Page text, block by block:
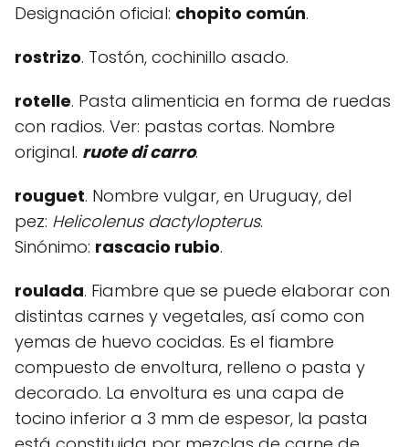
Designación oficial: chopito común.
rostrizo. Tostón, cochinillo asado.
rotelle. Pasta alimenticia en forma de ruedas
con radios. Ver: pastas cortas. Nombre
original. ruote di carro.
rouguet. Nombre vulgar, en Uruguay, del
pez: Helicolenus dactylopterus.
Sinónimo: rascacio rubio.
roulada. Fiambre que se puede elaborar con
distintas carnes y vegetales, así como con
yemas de huevo cocidas. Es el fiambre
compuesto de envoltura, relleno o pasta y
decorado. La envoltura es una capa de
tocino inferior a 3 mm de espesor, la pasta